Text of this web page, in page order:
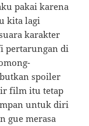
pakai karena
kita lagi
karakter
pertarungan di
spoiler
film itu tetap
untuk diri
gue merasa